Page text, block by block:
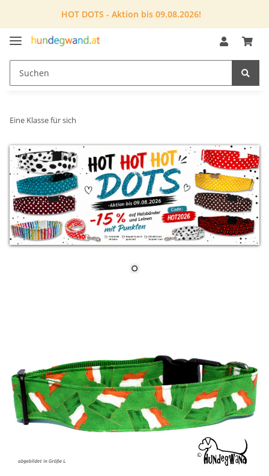
HOT DOTS - Aktion bis 09.08.2026!
Eine Klasse für sich